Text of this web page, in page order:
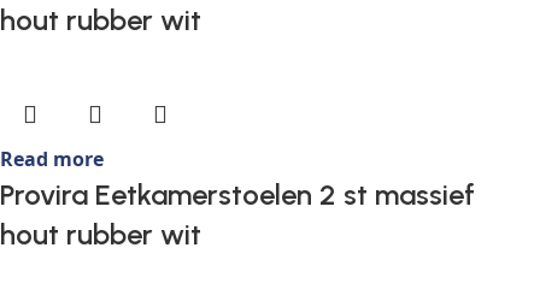
hout rubber wit
Read more
Provira Eetkamerstoelen 2 st massief
hout rubber wit